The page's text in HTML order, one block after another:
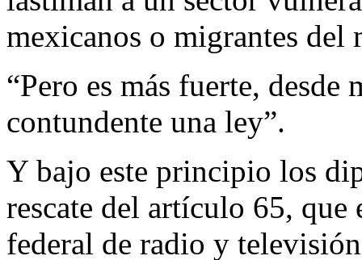
mexicanos o migrantes
“Pero es más fuerte, desde
contundente una ley”.
Y bajo este principio los
rescate del artículo 65, que
federal de radio y